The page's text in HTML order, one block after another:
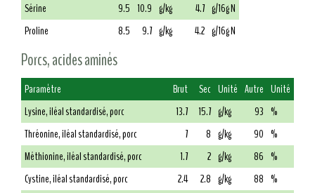
Sérine
9.5 10.9 g/kg 4.7 g/16g N
Proline
8.5 9.7 g/kg 4.2 g/16g N
Porcs, acides aminés
Paramètre Brut Sec Unité Autre Unité
Lysine, iléal standardisé, porc
13.7 15.7 g/kg 93 %
Thréonine, iléal standardisé, porc
7 8 g/kg 90 %
Méthionine, iléal standardisé, porc
1.7 2 g/kg 86 %
Cystine, iléal standardisé, porc
2.4 2.8 g/kg 88 %